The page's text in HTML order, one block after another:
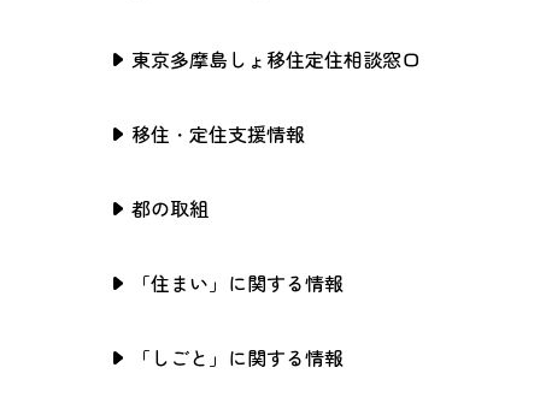
東京多摩島しょ移住定住相談窓口
移住・定住支援情報
都の取組
「住まい」に関する情報
「しごと」に関する情報